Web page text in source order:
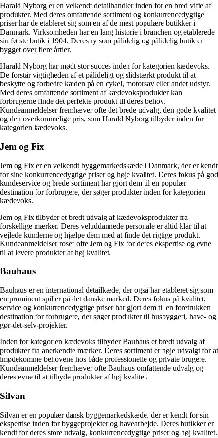
Harald Nyborg er en velkendt detailhandler inden for en bred vifte af
produkter. Med deres omfattende sortiment og konkurrencedygtige
priser har de etableret sig som en af de mest populære butikker i
Danmark. Virksomheden har en lang historie i branchen og etablerede
sin første butik i 1904. Deres ry som pålidelig og pålidelig butik er
bygget over flere årtier.
Harald Nyborg har mødt stor succes inden for kategorien kædevoks.
De forstår vigtigheden af et pålideligt og slidstærkt produkt til at
beskytte og forbedre kæden på en cykel, motorsav eller andet udstyr.
Med deres omfattende sortiment af kædevoksprodukter kan
forbrugerne finde det perfekte produkt til deres behov.
Kundeanmeldelser fremhæver ofte det brede udvalg, den gode kvalitet
og den overkommelige pris, som Harald Nyborg tilbyder inden for
kategorien kædevoks.
Jem og Fix
Jem og Fix er en velkendt byggemarkedskæde i Danmark, der er kendt
for sine konkurrencedygtige priser og høje kvalitet. Deres fokus på god
kundeservice og brede sortiment har gjort dem til en populær
destination for forbrugere, der søger produkter inden for kategorien
kædevoks.
Jem og Fix tilbyder et bredt udvalg af kædevoksprodukter fra
forskellige mærker. Deres veluddannede personale er altid klar til at
vejlede kunderne og hjælpe dem med at finde det rigtige produkt.
Kundeanmeldelser roser ofte Jem og Fix for deres ekspertise og evne
til at levere produkter af høj kvalitet.
Bauhaus
Bauhaus er en international detailkæde, der også har etableret sig som
en prominent spiller på det danske marked. Deres fokus på kvalitet,
service og konkurrencedygtige priser har gjort dem til en foretrukken
destination for forbrugere, der søger produkter til husbyggeri, have- og
gør-det-selv-projekter.
Inden for kategorien kædevoks tilbyder Bauhaus et bredt udvalg af
produkter fra anerkendte mærker. Deres sortiment er nøje udvalgt for at
imødekomme behovene hos både professionelle og private brugere.
Kundeanmeldelser fremhæver ofte Bauhaus omfattende udvalg og
deres evne til at tilbyde produkter af høj kvalitet.
Silvan
Silvan er en populær dansk byggemarkedskæde, der er kendt for sin
ekspertise inden for byggeprojekter og havearbejde. Deres butikker er
kendt for deres store udvalg, konkurrencedygtige priser og høj kvalitet.